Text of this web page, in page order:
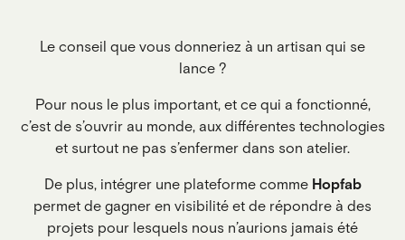
Le conseil que vous donneriez à un artisan qui se
lance ?
Pour nous le plus important, et ce qui a fonctionné,
c’est de s’ouvrir au monde, aux différentes technologies
et surtout ne pas s’enfermer dans son atelier.
De plus, intégrer une plateforme comme Hopfab
permet de gagner en visibilité et de répondre à des
projets pour lesquels nous n’aurions jamais été